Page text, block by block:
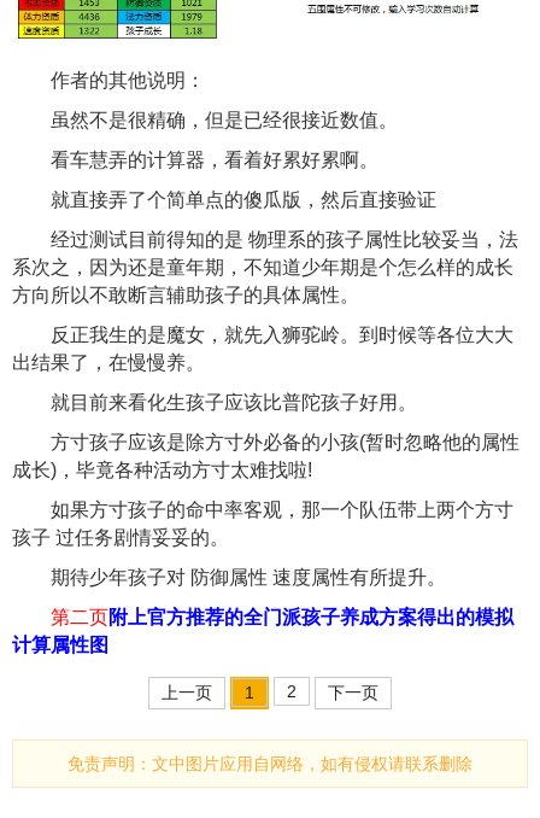
作者的其他说明：
虽然不是很精确，但是已经很接近数值。
看车慧弄的计算器，看着好累好累啊。
就直接弄了个简单点的傻瓜版，然后直接验证
经过测试目前得知的是 物理系的孩子属性比较妥当，法
系次之，因为还是童年期，不知道少年期是个怎么样的成长
方向所以不敢断言辅助孩子的具体属性。
反正我生的是魔女，就先入狮驼岭。到时候等各位大大
出结果了，在慢慢养。
就目前来看化生孩子应该比普陀孩子好用。
方寸孩子应该是除方寸外必备的小孩(暂时忽略他的属性
成长)，毕竟各种活动方寸太难找啦!
如果方寸孩子的命中率客观，那一个队伍带上两个方寸
孩子 过任务剧情妥妥的。
期待少年孩子对 防御属性 速度属性有所提升。
第二页附上官方推荐的全门派孩子养成方案得出的模拟
计算属性图
上一页 1 2 下一页
免责声明：文中图片应用自网络，如有侵权请联系删除